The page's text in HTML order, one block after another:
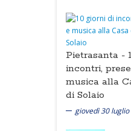
Pietrasanta -
incontri,
musica alla
di Solaio
giovedì 30